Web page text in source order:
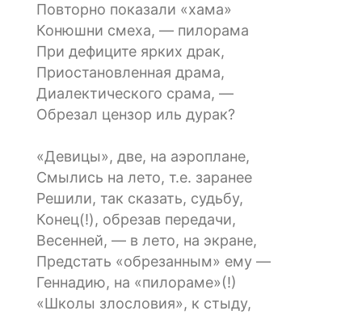
Повторно показали «хама»
Конюшни смеха, — пилорама
При дефиците ярких драк,
Приостановленная драма,
Диалектического срама, —
Обрезал цензор иль дурак?
«Девицы», две, на аэроплане,
Смылись на лето, т.е. заранее
Решили, так сказать, судьбу,
Конец(!), обрезав передачи,
Весенней, — в лето, на экране,
Предстать «обрезанным» ему —
Геннадию, на «пилораме»(!)
«Школы злословия», к стыду,